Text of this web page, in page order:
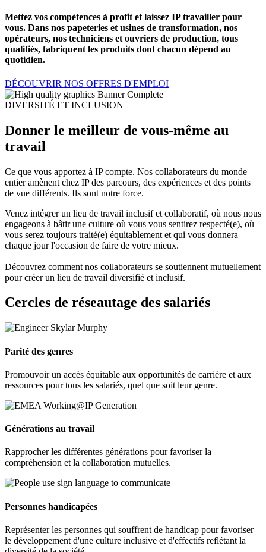
Mettez vos compétences à profit et laissez IP travailler pour
vous. Dans nos papeteries et usines de transformation, nos
opérateurs, nos techniciens et ouvriers de production, tous
qualifiés, fabriquent les produits dont chacun dépend au
quotidien.
DÉCOUVRIR NOS OFFRES D'EMPLOI
DIVERSITÉ ET INCLUSION
Donner le meilleur de vous-même au
travail
Ce que vous apportez à IP compte. Nos collaborateurs du monde
entier amènent chez IP des parcours, des expériences et des points
de vue différents. Ils sont notre force.
Venez intégrer un lieu de travail inclusif et collaboratif, où nous nous
engageons à bâtir une culture où vous vous sentirez respecté(e), où
vous serez toujours traité(e) équitablement et qui vous donnera
chaque jour l'occasion de faire de votre mieux.
Découvrez comment nos collaborateurs se soutiennent mutuellement
pour créer un lieu de travail diversifié et inclusif.
Cercles de réseautage des salariés
Parité des genres
Promouvoir un accès équitable aux opportunités de carrière et aux
ressources pour tous les salariés, quel que soit leur genre.
Générations au travail
Rapprocher les différentes générations pour favoriser la
compréhension et la collaboration mutuelles.
Personnes handicapées
Représenter les personnes qui souffrent de handicap pour favoriser
le développement d'une culture inclusive et d'effectifs reflétant la